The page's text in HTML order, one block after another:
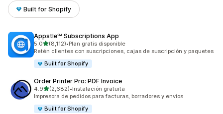
Built for Shopify
Appstle℠ Subscriptions App
5.0de 5 estrellas
(8,112)
8112 reseñas en total
•Plan gratis disponible
Retén clientes con suscripciones, cajas de suscripción y paquetes
Built for Shopify
Order Printer Pro: PDF Invoice
4.9de 5 estrellas
(2,682)
2682 reseñas en total
•Instalación gratuita
Impresora de pedidos para facturas, borradores y envíos
Built for Shopify